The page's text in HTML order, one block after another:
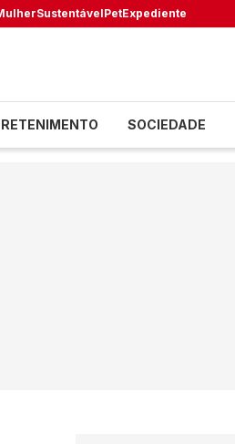
SustentávelPetExpediente
SOCIEDADE